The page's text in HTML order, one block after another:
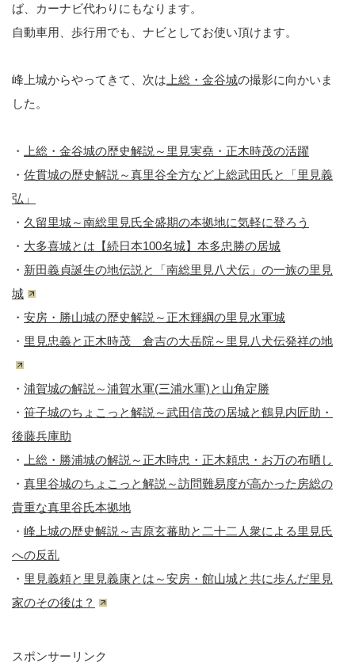
ば、カーナビ代わりにもなります。
自動車用、歩行用でも、ナビとしてお使い頂けます。
峰上城からやってきて、次は 上総・金谷城の撮影に向かいま
した。
・
上総・金谷城の歴史解説～里見実堯・正木時茂の活躍
・ 佐貫城の歴史解説～真里谷全方など上総武田氏と「里見義
弘」
・ 久留里城～南総里見氏全盛期の本拠地に気軽に登ろう
・ 大多喜城とは【続日本100名城】本多忠勝の居城
・ 新田義貞誕生の地伝説と「南総里見八犬伝」の一族の里見
城
・ 安房・勝山城の歴史解説～正木輝綱の里見水軍城
・ 里見忠義と正木時茂 倉吉の大岳院～里見八犬伝発祥の地
・ 浦賀城の解説～浦賀水軍(三浦水軍)と山角定勝
・ 笹子城のちょこっと解説～武田信茂の居城と鶴見内匠助・
後藤兵庫助
・
上総・勝浦城の解説～正木時忠・正木頼忠・お万の布晒し
・ 真里谷城のちょこっと解説～訪問難易度が高かった房総の
貴重な真里谷氏本拠地
・ 峰上城の歴史解説～吉原玄蕃助と二十二人衆による里見氏
への反乱
・ 里見義頼と里見義康とは～安房・館山城と共に歩んだ里見
家のその後は？
スポンサーリンク